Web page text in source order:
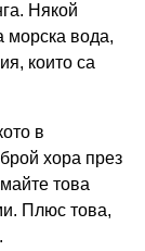
Някой
морска вода,
които са
в
хора през
това
Плюс това,